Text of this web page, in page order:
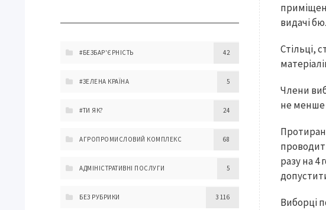
видачі
Стільці,
Члени
не менше
разу на
Виборці
#БЕЗБАР'ЄРНІСТЬ 42
#ЗЕЛЕНА КРАЇНА 5
#ТИ ЯК? 24
АГРОПРОМИСЛОВИЙ КОМПЛЕКС 68
АДМІНІСТРАТИВНІ ПОСЛУГИ 5
БЕЗ РУБРИКИ 3 116